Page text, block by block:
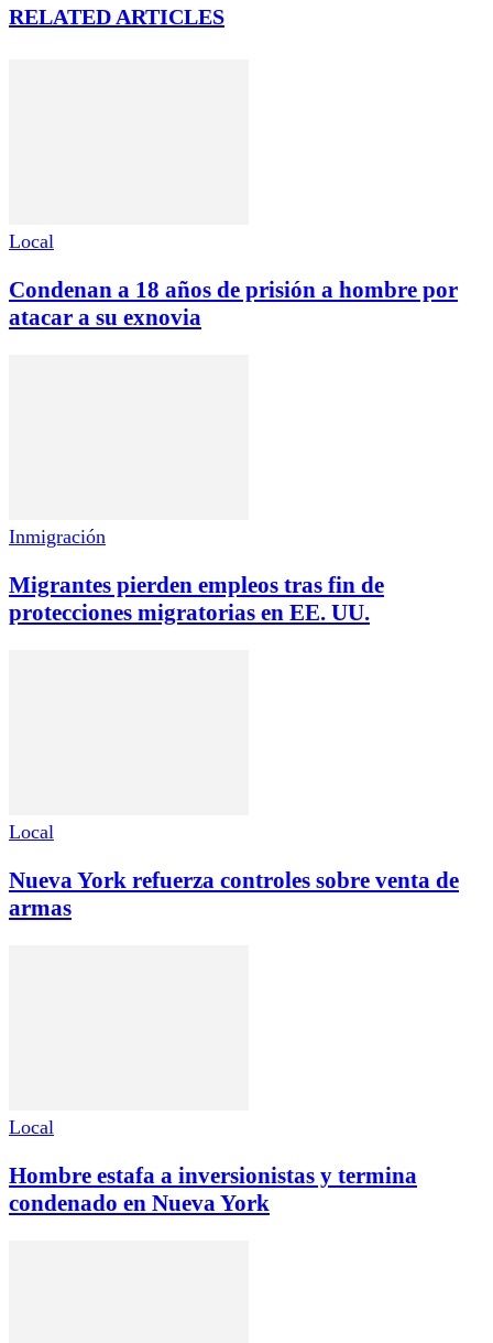
RELATED ARTICLES
Local
Condenan a 18 años de prisión a hombre por
atacar a su exnovia
Inmigración
Migrantes pierden empleos tras fin de
protecciones migratorias en EE. UU.
Local
Nueva York refuerza controles sobre venta de
armas
Local
Hombre estafa a inversionistas y termina
condenado en Nueva York